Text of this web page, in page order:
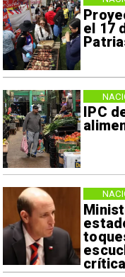
el 17
IPC